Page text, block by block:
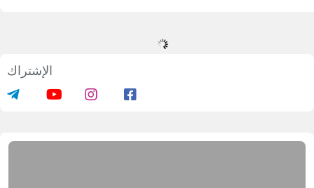
الإشتراك